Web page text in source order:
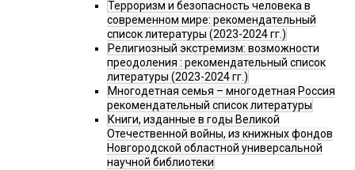
Терроризм и безопасность человека в
современном мире: рекомендательный
список литературы (2023-2024 гг.)
Религиозный экстремизм: возможности
преодоления : рекомендательный список
литературы (2023-2024 гг.)
Многодетная семья – многодетная Россия
рекомендательный список литературы
Книги, изданные в годы Великой
Отечественной войны, из книжных фондов
Новгородской областной универсальной
научной библиотеки